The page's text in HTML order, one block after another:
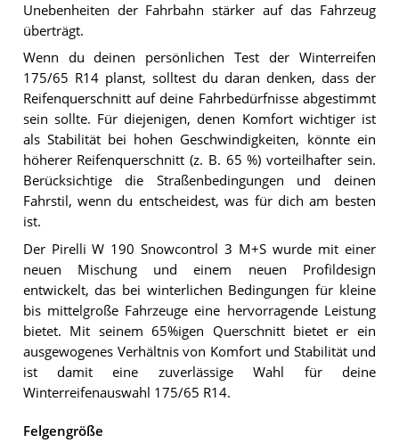
Unebenheiten der Fahrbahn stärker auf das Fahrzeug
überträgt.
Wenn du deinen persönlichen Test der Winterreifen
175/65 R14 planst, solltest du daran denken, dass der
Reifenquerschnitt auf deine Fahrbedürfnisse abgestimmt
sein sollte. Für diejenigen, denen Komfort wichtiger ist
als Stabilität bei hohen Geschwindigkeiten, könnte ein
höherer Reifenquerschnitt (z. B. 65 %) vorteilhafter sein.
Berücksichtige die Straßenbedingungen und deinen
Fahrstil, wenn du entscheidest, was für dich am besten
ist.
Der Pirelli W 190 Snowcontrol 3 M+S wurde mit einer
neuen Mischung und einem neuen Profildesign
entwickelt, das bei winterlichen Bedingungen für kleine
bis mittelgroße Fahrzeuge eine hervorragende Leistung
bietet. Mit seinem 65%igen Querschnitt bietet er ein
ausgewogenes Verhältnis von Komfort und Stabilität und
ist damit eine zuverlässige Wahl für deine
Winterreifenauswahl 175/65 R14.
Felgengröße